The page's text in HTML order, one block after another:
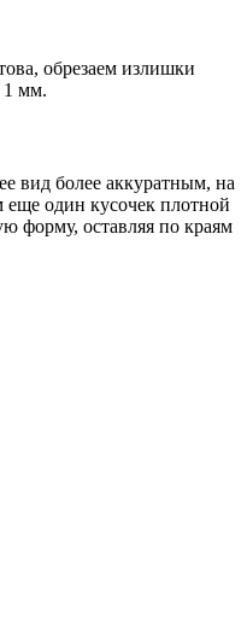
обрезаем излишки
1 мм.
вид более аккуратным, на
один кусочек плотной
форму, оставляя по краям